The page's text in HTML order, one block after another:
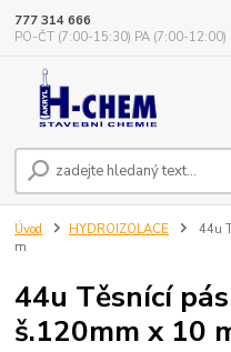
777 314 666
PO-ČT (7:00-15:30) PA (7:00-12:00)
Úvod HYDROIZOLACE
44u
m
44u Těsnící
š.120mm x 10